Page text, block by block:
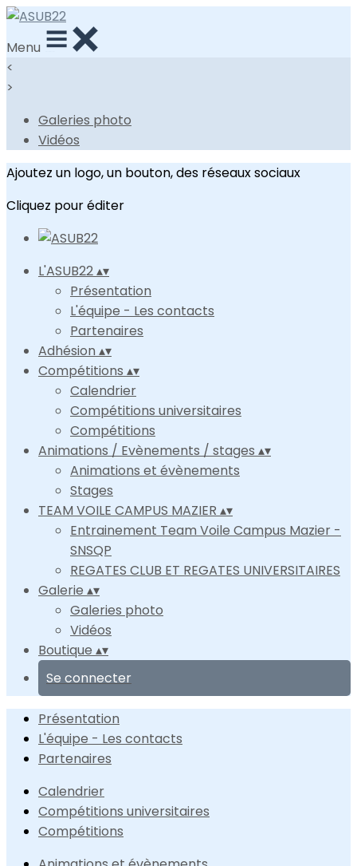
Menu
<
>
Galeries photo
Vidéos
Ajoutez un logo, un bouton, des réseaux sociaux
Cliquez pour éditer
L'ASUB22▴▾
Présentation
L'équipe - Les contacts
Partenaires
Adhésion▴▾
Compétitions ▴▾
Calendrier
Compétitions universitaires
Compétitions
Animations / Evènements / stages ▴▾
Animations et évènements
Stages
TEAM VOILE CAMPUS MAZIER ▴▾
Entrainement Team Voile Campus Mazier -
SNSQP
REGATES CLUB ET REGATES UNIVERSITAIRES
Galerie ▴▾
Galeries photo
Vidéos
Boutique ▴▾
Se connecter
Présentation
L'équipe - Les contacts
Partenaires
Calendrier
Compétitions universitaires
Compétitions